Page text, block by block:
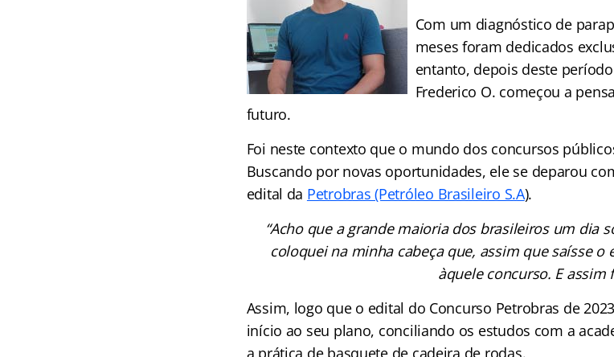
Com um diagnóstico de
meses foram dedicados
entanto, depois deste
Frederico O. começou a
futuro.
Foi neste contexto que o mundo dos concursos
Buscando por novas oportunidades, ele se deparou
edital da Petrobras (Petróleo Brasileiro S.A).
“Acho que a grande maioria dos brasileiros um dia
coloquei na minha cabeça que, assim que saísse o
àquele concurso. E assim
Assim, logo que o edital do Concurso Petrobras de
início ao seu plano, conciliando os estudos com a
a prática de basquete de cadeira de rodas.